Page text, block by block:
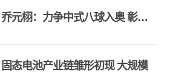
乔元栩：力争中式八球入奥 彰显
和合共生精神
固态电池产业链雏形初现 大规模